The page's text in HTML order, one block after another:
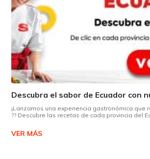
¡Lanzamos una experiencia gastronómica que
?? Descubre las recetas de cada provincia del
VER MÁS